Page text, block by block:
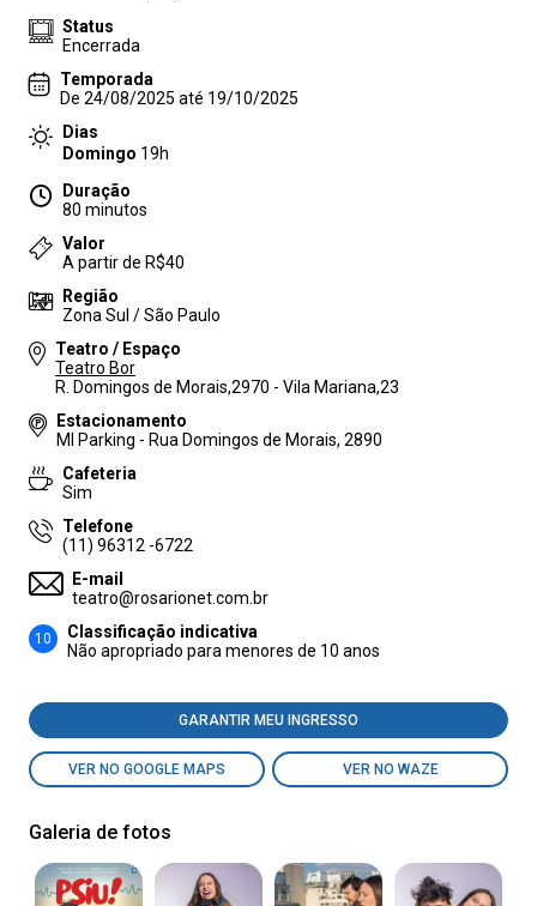
Status
Encerrada
Temporada
De 24/08/2025 até 19/10/2025
Dias
Domingo 19h
Duração
80 minutos
Valor
A partir de R$40
Região
Zona Sul / São Paulo
Teatro / Espaço
Teatro Bor
R. Domingos de Morais,2970 - Vila Mariana,23
Estacionamento
MI Parking - Rua Domingos de Morais, 2890
Cafeteria
Sim
Telefone
(11) 96312 -6722
E-mail
teatro@rosarionet.com.br
10
Classificação indicativa
Não apropriado para menores de 10 anos
GARANTIR MEU INGRESSO
VER NO GOOGLE MAPS VER NO WAZE
Galeria de fotos